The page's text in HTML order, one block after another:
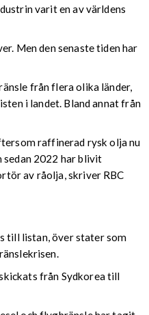
varit en av världens
Men den senaste tiden har
från flera olika länder,
i landet. Bland annat från
raffinerad rysk olja nu
sedan 2022 har blivit
av råolja, skriver RBC
till listan, över stater som
från Sydkorea till